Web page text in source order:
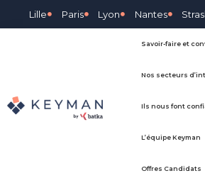
Lille Paris Lyon Nantes
Savoir-faire et
Nos secteurs
Ils nous font
L’équipe Keyman
Offres Candidats